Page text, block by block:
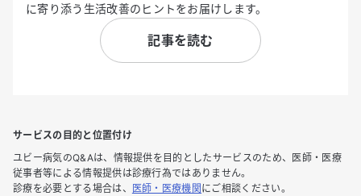
に寄り添う生活改善のヒントをお届けします。
記事を読む
サービスの目的と位置付け
ユビー病気のQ&Aは、情報提供を目的としたサービスのため、医師・医療
従事者等による情報提供は診療行為ではありません。
診療を必要とする場合は、
医師・医療機関 にご相談ください。